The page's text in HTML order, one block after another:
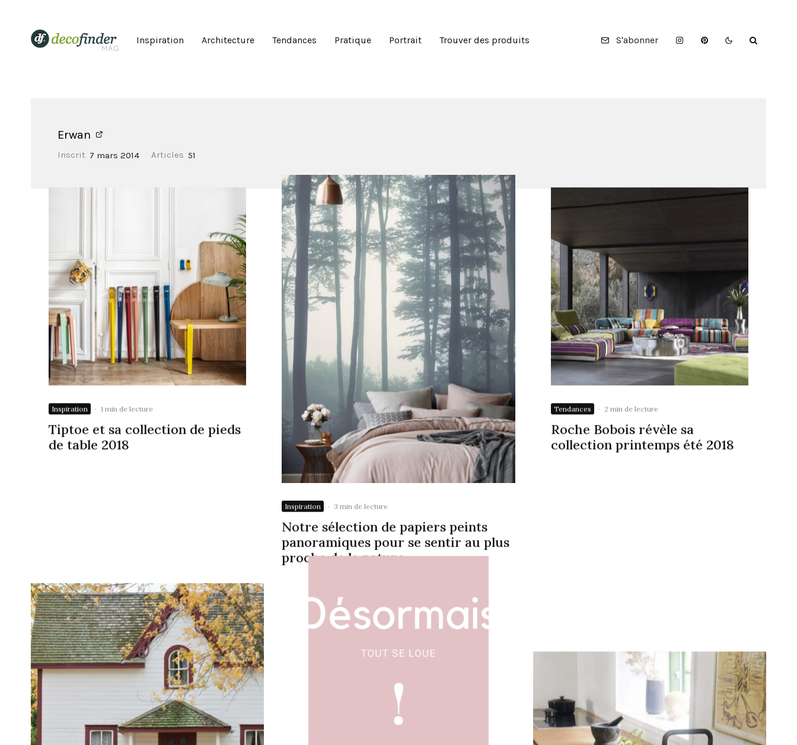
Inspiration Architecture Tendances Pratique Portrait Trouver des produits S'abonner
Erwan
Inscrit 7 mars 2014 Articles 51
Inspiration · 1 min de lecture
Tiptoe et sa collection de pieds
de table 2018
Inspiration · 3 min de lecture
Notre sélection de papiers peints
panoramiques pour se sentir au plus
proche de la nature
Tendances · 2 min de lecture
Roche Bobois révèle sa
collection printemps été 2018